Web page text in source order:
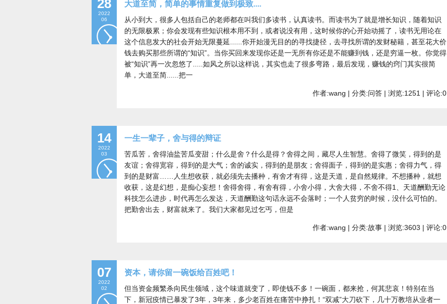
28
2022
06
大道至简，简单的事情重复做到极致....
从小到大，很多人包括自己的老师都在叫我们多读书，认真读书。而读书为了就是增长知识，随着知识
的无限极累；你会发现有些知识根本用不到，或者说没有用，这时候你的心开始动摇了，读书无用论在
这个信息发大的社会开始无限蔓延......你开始漫无目的的寻找捷径，去寻找所谓的发财秘籍，甚至花大价
钱去购买那些所谓的“知识”。当你买回来发现你还是一无所有你还是不能赚到钱，还是穷逼一枚。你觉得
被“知识”再一次忽悠了.....如风之所以这样说，其实也走了很多弯路，最后发现，赚钱的窍门其实很简
单，大道至简......把一
作者:wang | 分类:问答 | 浏览:1251 | 评论:0
14
2022
03
一生一辈子，舍与得的辩证
苦瓜苦，舍得油盐苦瓜变甜；什么是舍？什么是得？舍得之间，藏尽人生智慧。舍得了微笑，得到的是
友谊；舍得宽容，得到的是大气；舍的诚实，得到的是朋友；舍得面子，得到的是实惠；舍得力气，得
到的是财富……人生想收获，就必须先去播种，有舍才有得，这是天道，是自然规律。不想播种，就想
收获，这是幻想，是痴心妄想！舍得舍得，有舍有得，小舍小得，大舍大得，不舍不得1、天道酬勤无论
科技怎么进步，时代再怎么发达，天道酬勤这句话永远不会落时；一个人贫穷的时候，没什么可怕的。
把勤舍出去，财富就来了。我们大家都见过乞丐，但是
作者:wang | 分类:故事 | 浏览:3603 | 评论:0
07
2022
02
资本，请你留一碗饭给百姓吧！
但当资金频繁杀向民生领域，这个味道就变了，即使钱不多！一碗面，都来抢，何其悲哀！特别在当
下，新冠疫情已暴发了3年，3年来，多少老百姓在痛苦中挣扎！“双减”大刀砍下，几十万教培从业者一